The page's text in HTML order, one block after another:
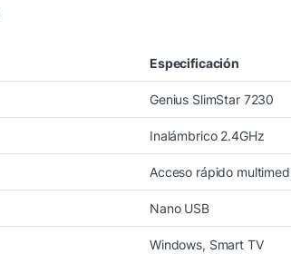
Especificación
Genius SlimStar 7230
Inalámbrico 2.4GHz
Acceso rápido
Nano USB
Windows, Smart TV